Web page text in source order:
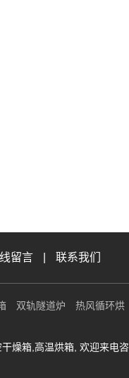
留言 联系我们
双轨隧道炉
热风循环烘
干燥箱 高温烘箱 , 欢迎来电咨